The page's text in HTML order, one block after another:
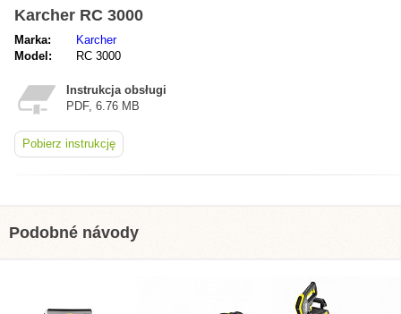
Karcher RC 3000
Marka:
Karcher
Model:
RC 3000
Instrukcja obsługi
PDF, 6.76 MB
Pobierz instrukcję
Podobné návody